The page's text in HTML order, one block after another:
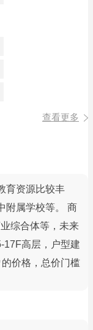
查看更多
育资源比较丰
附属学校等。 商
综合体等，未来
17F高层，户型建
价格，总价门槛